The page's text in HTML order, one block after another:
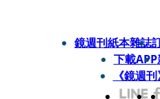
鏡週刊紙本雜誌
下載APP
《鏡週